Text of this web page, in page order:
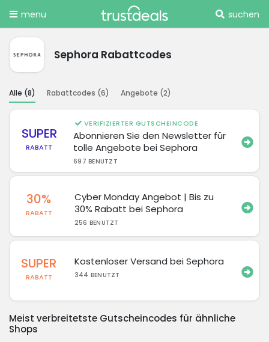
menu suchen
Sephora Rabattcodes
Alle (8) Rabattcodes (6) Angebote (2)
SUPER
RABATT
VERIFIZIERTER GUTSCHEINCODE
Abonnieren Sie den Newsletter für
tolle Angebote bei Sephora
697 BENUTZT
30%
RABATT
Cyber ​​Monday Angebot | Bis zu
30% Rabatt bei Sephora
256 BENUTZT
SUPER
RABATT
Kostenloser Versand bei Sephora
344 BENUTZT
Meist verbreitetste Gutscheincodes für ähnliche
Shops